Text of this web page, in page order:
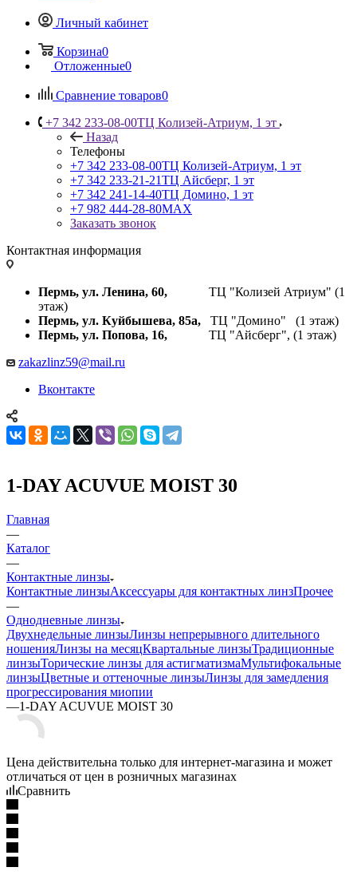
Личный кабинет
Корзина0
Отложенные0
Сравнение товаров0
+7 342 233-08-00ТЦ Колизей-Атриум, 1 эт
Назад
Телефоны
+7 342 233-08-00ТЦ Колизей-Атриум, 1 эт
+7 342 233-21-21ТЦ Айсберг, 1 эт
+7 342 241-14-40ТЦ Домино, 1 эт
+7 982 444-28-80MAX
Заказать звонок
Контактная информация
Пермь, ул. Ленина, 60, ТЦ "Колизей Атриум" (1
этаж)
Пермь, ул. Куйбышева, 85а, ТЦ "Домино" (1 этаж)
Пермь, ул. Попова, 16, ТЦ "Айсберг", (1 этаж)
zakazlinz59@mail.ru
Вконтакте
1-DAY ACUVUE MOIST 30
Главная
—
Каталог
—
Контактные линзы
Контактные линзыАксессуары для контактных линзПрочее
—
Однодневные линзы
Двухнедельные линзыЛинзы непрерывного длительного
ношенияЛинзы на месяцКвартальные линзыТрадиционные
линзыТорические линзы для астигматизмаМультифокальные
линзыЦветные и оттеночные линзыЛинзы для замедления
прогрессирования миопии
—1-DAY ACUVUE MOIST 30
Цена действительна только для интернет-магазина и может
отличаться от цен в розничных магазинах
Сравнить